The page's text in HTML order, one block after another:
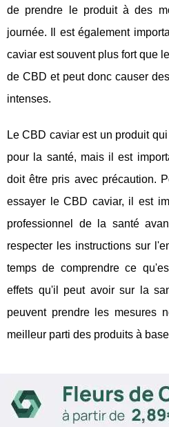
de prendre le produit à des
journée. Il est également
caviar est souvent plus fort que
de CBD et peut donc causer
intenses.
Le CBD caviar est un produit
pour la santé, mais il est
doit être pris avec précaution.
essayer le CBD caviar, il est
professionnel de la santé
respecter les instructions sur
temps de comprendre ce
effets qu'il peut avoir sur la
peuvent prendre les mesures
meilleur parti des produits à